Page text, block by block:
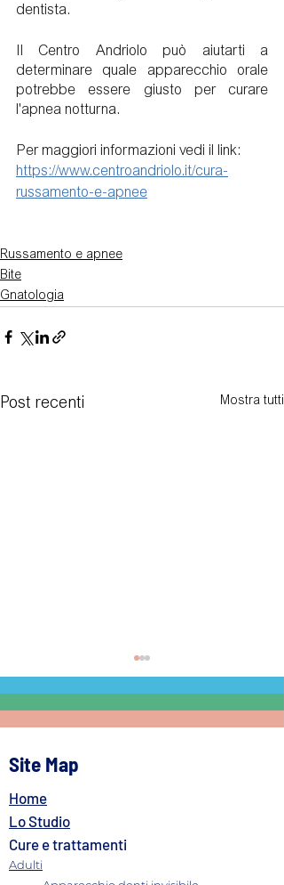
dentista.
Il Centro Andriolo può aiutarti a
determinare quale apparecchio orale
potrebbe essere giusto per curare
l'apnea notturna.
Per maggiori informazioni vedi il link:
https://www.centroandriolo.it/cura-
russamento-e-apnee
Russamento e apnee
Bite
Gnatologia
Post recenti Mostra tutti
testimonianza
Site Map
Home
Lo Studio
Cure e trattamenti
Adulti